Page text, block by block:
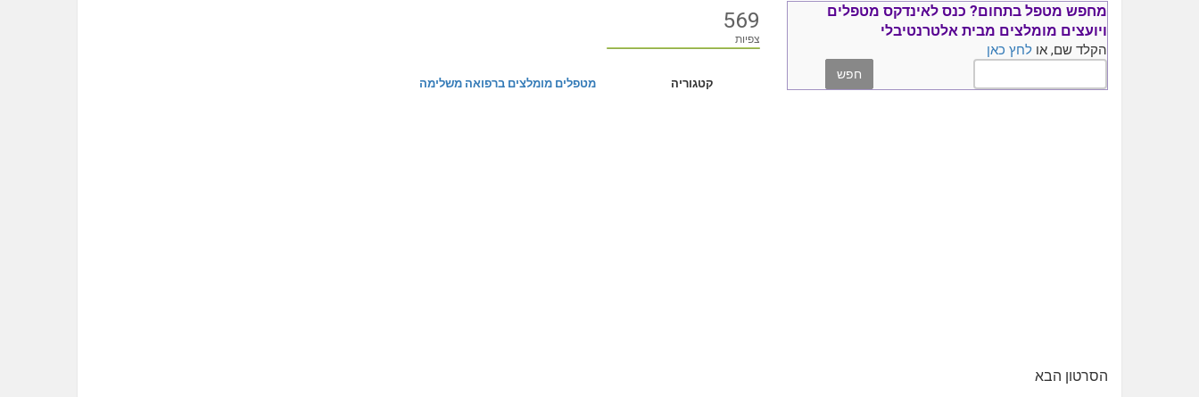
569
צפיות
קטגוריה מטפלים מומלצים ברפואה משלימה
מחפש מטפל בתחום? כנס לאינדקס מטפלים
ויועצים מומלצים מבית אלטרנטיבלי
הקלד שם, או לחץ כאן
הסרטון הבא